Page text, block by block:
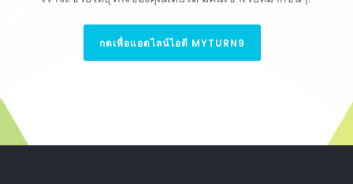
กดเพื่อแอดไลน์ไอดี MYTURN9